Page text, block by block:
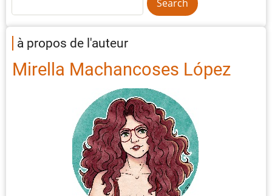
à propos de l'auteur
Mirella Machancoses López